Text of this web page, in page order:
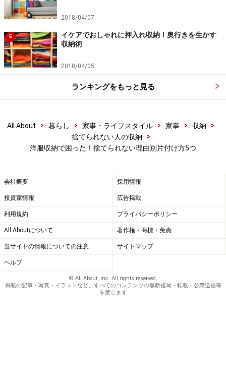
2018/04/07
5
イケアでおしゃれに押入れ収納！奥行きを生かす
収納術
2018/04/05
ランキングをもっと見る
All About > 暮らし > 家事・ライフスタイル > 家事 > 収納
>
捨てられない人の収納
>
洋服収納で困った！捨てられない理由別片付け方5つ
会社概要 採用情報
投資家情報 広告掲載
利用規約 プライバシーポリシー
All Aboutについて 著作権・商標・免責
当サイトの情報についての注意 サイトマップ
ヘルプ
© All About, Inc. All rights reserved.
掲載の記事・写真・イラストなど、すべてのコンテンツの無断複写・転載・公衆送信等
を禁じます